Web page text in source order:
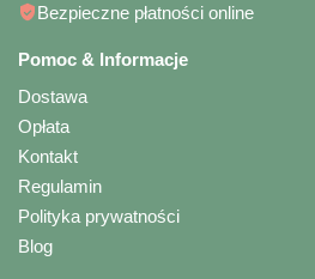
Bezpieczne płatności online
Pomoc & Informacje
Dostawa
Opłata
Kontakt
Regulamin
Polityka prywatności
Blog